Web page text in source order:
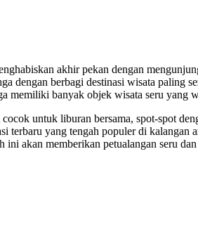
akhir pekan dengan
dengan berbagi destinasi wisata paling
memiliki banyak objek wisata seru yang
untuk liburan bersama, spot-spot
terbaru yang tengah populer di
akan memberikan petualangan seru